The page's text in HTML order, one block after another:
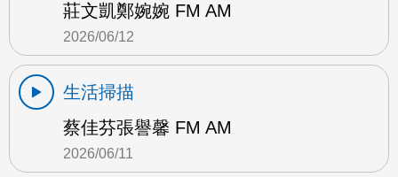
莊文凱鄭婉婉 FM AM
2026/06/12
生活掃描
蔡佳芬張譽馨 FM AM
2026/06/11